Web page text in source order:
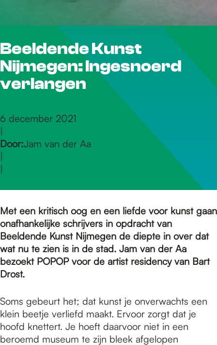
r
d
e
m
e
p
a
g
Beeldende Kunst
Nijmegen: Ingesnoerd
verlangen
6 december 2021
|
Door:Jam van der Aa
|
|
Met een kritisch oog en een liefde voor kunst gaan
onafhankelijke schrijvers in opdracht van
Beeldende Kunst Nijmegen de diepte in over dat
wat nu te zien is in de stad. Jam van der Aa
bezoekt POPOP voor de artist residency van Bart
Drost.
Soms gebeurt het; dat kunst je onverwachts een
klein beetje verliefd maakt. Ervoor zorgt dat je
hoofd knettert. Je hoeft daarvoor niet in een
beroemd museum te zijn bleek afgelopen